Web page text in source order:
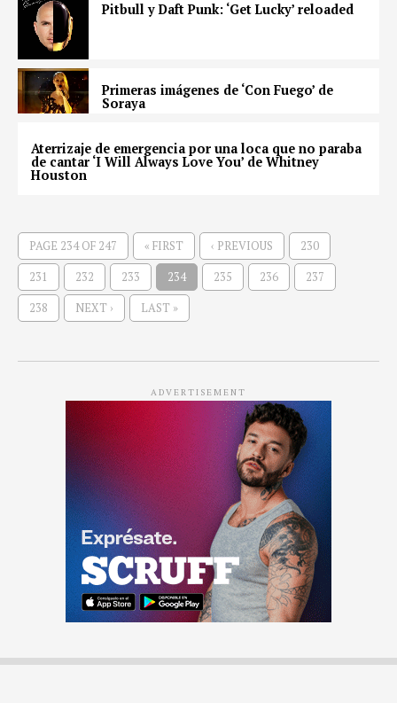
Pitbull y Daft Punk: ‘Get Lucky’ reloaded
Primeras imágenes de ‘Con Fuego’ de
Soraya
Aterrizaje de emergencia por una loca que no paraba
de cantar ‘I Will Always Love You’ de Whitney
Houston
PAGE 234 OF 247 « FIRST ‹ PREVIOUS 230
231 232 233 234 235 236 237
238 NEXT › LAST »
ADVERTISEMENT